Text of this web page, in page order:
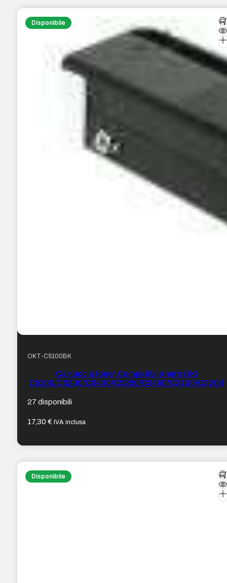
Disponibile
OKT-C5100BK
Cartuccia toner Compatibile nero OKI
C5100/C5200/C5400/C5250/C5450/C3100/C3200
27 disponibili
17,30€ IVA inclusa
Disponibile